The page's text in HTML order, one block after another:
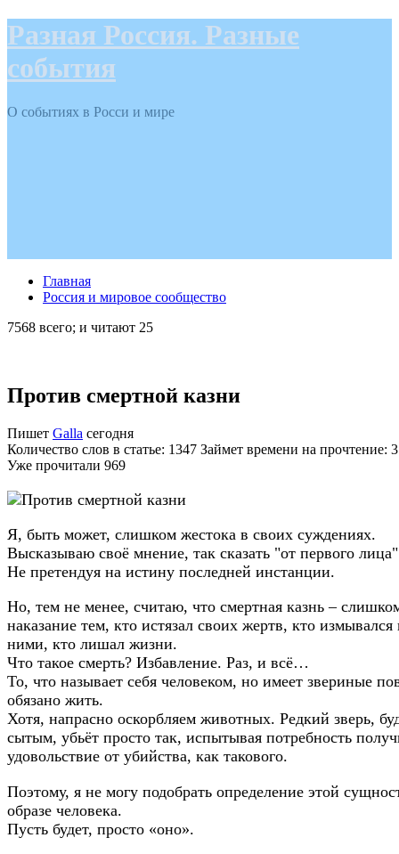
Разная Россия. Разные
события
О событиях в Росси и мире
Главная
Россия и мировое сообщество
7568 всего; и читают 25
Против смертной казни
Пишет Galla сегодня
Количество слов в статье: 1347 Займет времени на прочтение:
Уже прочитали 969
Я, быть может, слишком жестока в своих суждениях.
Высказываю своё мнение, так сказать "от первого
Не претендуя на истину последней инстанции.
Но, тем не менее, считаю, что смертная казнь –
наказание тем, кто истязал своих жертв, кто измывался
ними, кто лишал жизни.
Что такое смерть? Избавление. Раз, и всё…
То, что называет себя человеком, но имеет звериные
обязано жить.
Хотя, напрасно оскорбляем животных. Редкий зверь,
сытым, убьёт просто так, испытывая потребность
удовольствие от убийства, как такового.
Поэтому, я не могу подобрать определение этой
образе человека.
Пусть будет, просто «оно».